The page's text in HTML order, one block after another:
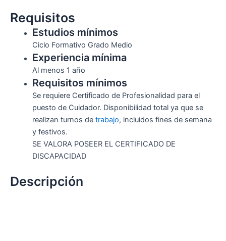
Requisitos
Estudios mínimos
Ciclo Formativo Grado Medio
Experiencia mínima
Al menos 1 año
Requisitos mínimos
Se requiere Certificado de Profesionalidad para el
puesto de Cuidador. Disponibilidad total ya que se
realizan turnos de trabajo, incluidos fines de semana
y festivos.
SE VALORA POSEER EL CERTIFICADO DE
DISCAPACIDAD
Descripción